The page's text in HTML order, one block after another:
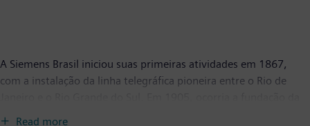
A Siemens Brasil iniciou suas primeiras atividades em 1867,
com a instalação da linha telegráfica pioneira entre o Rio de
empresa no País. Ao longo de sua história, a empresa contribuiu
Read more